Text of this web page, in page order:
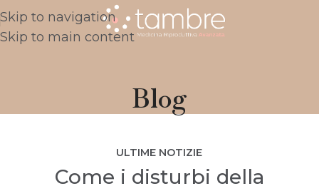
Skip to navigation
Skip to main content
Blog
ULTIME NOTIZIE
Come i disturbi della